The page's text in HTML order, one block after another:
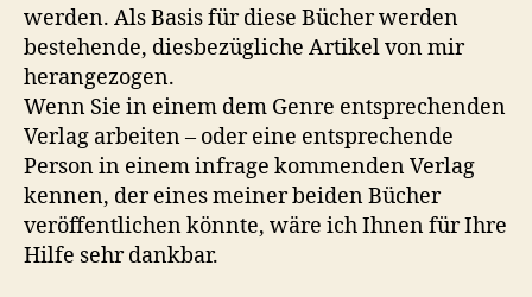
werden. Als Basis für diese Bücher werden
bestehende, diesbezügliche Artikel von mir
herangezogen.
Wenn Sie in einem dem Genre entsprechenden
Verlag arbeiten – oder eine entsprechende
Person in einem infrage kommenden Verlag
kennen, der eines meiner beiden Bücher
veröffentlichen könnte, wäre ich Ihnen für Ihre
Hilfe sehr dankbar.